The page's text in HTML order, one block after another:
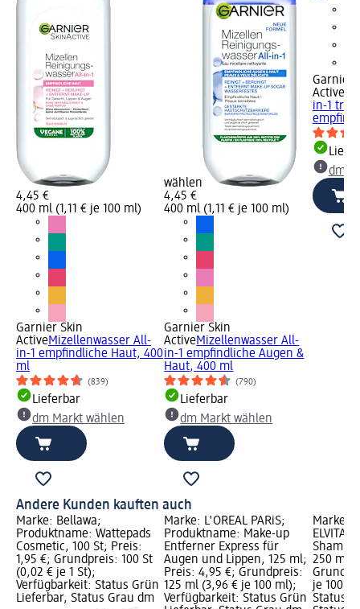
4,45 €
400 ml (1,11 € je 100 ml)
Garnier Skin
ActiveMizellenwasser All-
in-1 empfindliche Haut, 400
ml
(839)
Lieferbar
dm Markt wählen
wählen
4,45 €
400 ml (1,11 € je 100 ml)
Garnier Skin
ActiveMizellenwasser All-
in-1 empfindliche Augen &
Haut, 400 ml
(790)
Lieferbar
dm Markt wählen
Garnier
Active
in-1
dm
Andere Kunden kauften auch
Marke: Bellawa;
Produktname: Wattepads
Cosmetic, 100 St; Preis:
1,95 €; Grundpreis: 100 St
(0,02 € je 1 St);
Verfügbarkeit: Status Grün
Lieferbar, Status Grau dm
Marke: L'ORÉAL PARiS;
Produktname: Make-up
Entferner Express für
Augen und Lippen, 125 ml;
Preis: 4,95 €; Grundpreis:
125 ml (3,96 € je 100 ml);
Verfügbarkeit: Status Grün
Marke:
250 ml;
je 100
Status